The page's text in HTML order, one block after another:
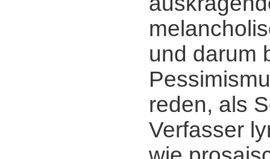
und darum
reden, als
Verfasser